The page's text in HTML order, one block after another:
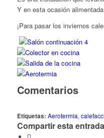
Y en esta ocasión
¡Para pasar los inviernos
Comentarios
Etiquetas: Aerotermia,
Compartir esta entrada